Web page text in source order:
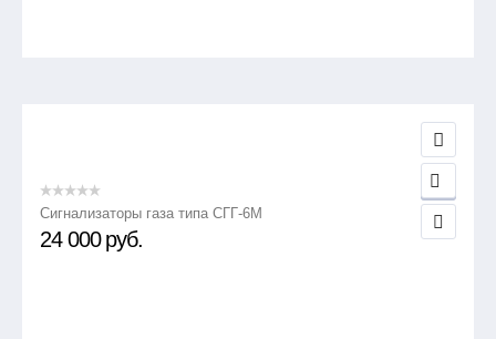
Сигнализаторы газа типа СГГ-6М
24 000 руб.